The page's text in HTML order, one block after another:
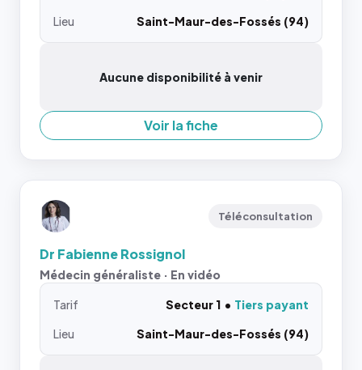
Lieu
Saint-Maur-des-Fossés (94)
Aucune disponibilité à venir
Voir la fiche
Téléconsultation
Dr Fabienne Rossignol
Médecin généraliste · En vidéo
Tarif Secteur 1
Tiers payant
Lieu
Saint-Maur-des-Fossés (94)